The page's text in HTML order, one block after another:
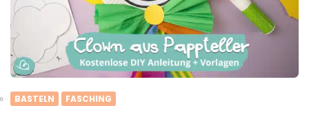
BASTELN FASCHING